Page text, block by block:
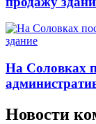
На Соловках
Новости